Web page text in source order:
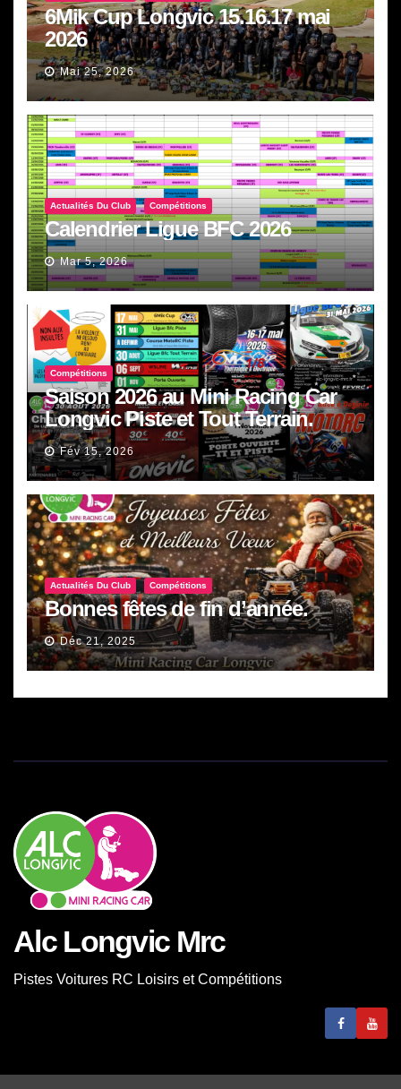
6Mik Cup Longvic 15.16.17 mai
2026
Mai 25, 2026
Actualités Du Club Compétitions
Calendrier Ligue BFC 2026
Mar 5, 2026
Compétitions
Saison 2026 au Mini Racing Car
Longvic Piste et Tout Terrain.
Fév 15, 2026
Actualités Du Club Compétitions
Bonnes fêtes de fin d’année.
Déc 21, 2025
Alc Longvic Mrc
Pistes Voitures RC Loisirs et Compétitions